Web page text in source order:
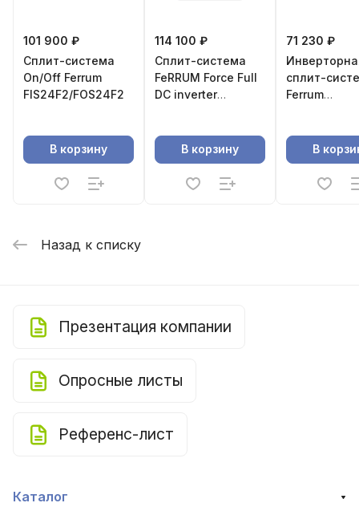
101 900 ₽
Сплит-система
On/Off Ferrum
FIS24F2/FOS24F2
В корзину
114 100 ₽
Сплит-система
FeRRUM Force Full
DC inverter
В корзину
71 230 ₽
сплит-
Ferrum
В
Назад к списку
Презентация компании
Опросные листы
Референс-лист
Каталог